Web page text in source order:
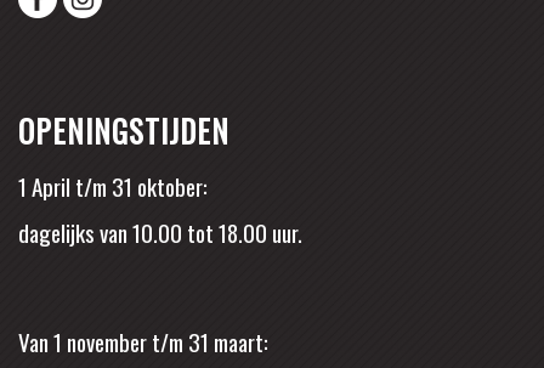
OPENINGSTIJDEN
1 April t/m 31 oktober:
dagelijks van 10.00 tot 18.00 uur.
Van 1 november t/m 31 maart: